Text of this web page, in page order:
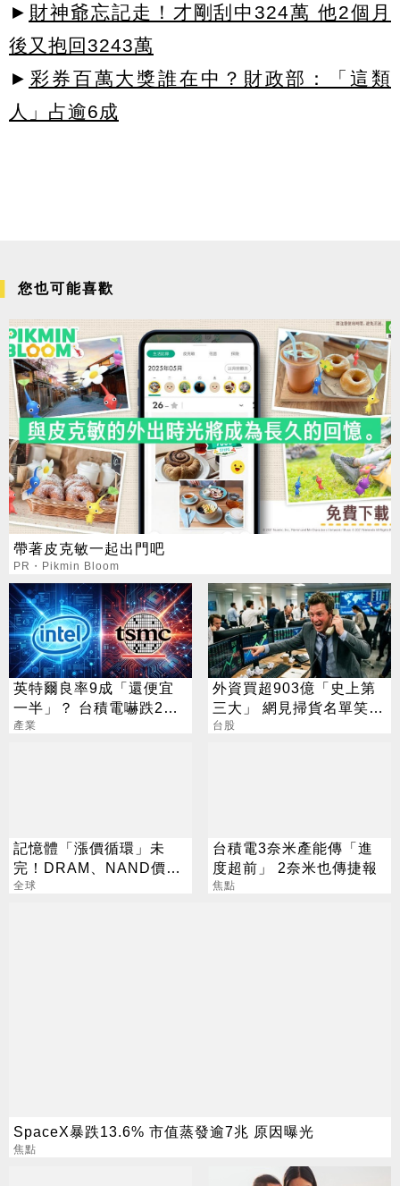
► 財神爺忘記走！才剛刮中324萬 他2個月
後又抱回3243萬
► 彩券百萬大獎誰在中？財政部：「這類
人」占逾6成
您也可能喜歡
帶著皮克敏一起出門吧
PR・Pikmin Bloom
英特爾良率9成「還便宜
一半」？ 台積電嚇跌2%
專家揭數字背後真相
產業
外資買超903億「史上第
三大」 網見掃貨名單笑：
不懂在幹嘛
台股
記憶體「漲價循環」未
完！DRAM、NAND價格
7月再創新高
全球
台積電3奈米產能傳「進
度超前」 2奈米也傳捷報
焦點
SpaceX暴跌13.6% 市值蒸發逾7兆 原因曝光
焦點